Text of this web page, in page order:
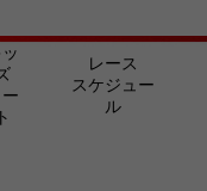
レース
スケジュー
ル